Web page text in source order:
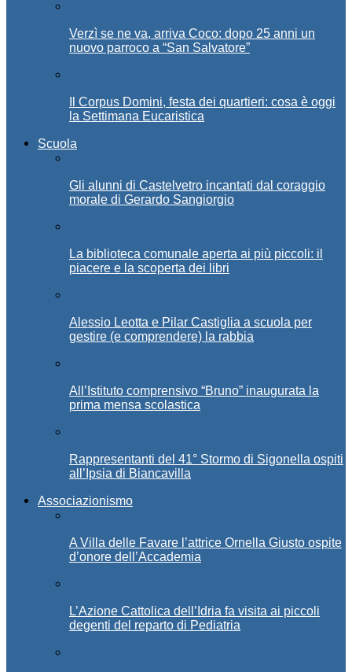
Verzì se ne va, arriva Coco: dopo 25 anni un
nuovo parroco a “San Salvatore”
Il Corpus Domini, festa dei quartieri: cosa è oggi
la Settimana Eucaristica
Scuola
Gli alunni di Castelvetro incantati dal coraggio
morale di Gerardo Sangiorgio
La biblioteca comunale aperta ai più piccoli: il
piacere e la scoperta dei libri
Alessio Leotta e Pilar Castiglia a scuola per
gestire (e comprendere) la rabbia
All’Istituto comprensivo “Bruno” inaugurata la
prima mensa scolastica
Rappresentanti del 41° Stormo di Sigonella ospiti
all’Ipsia di Biancavilla
Associazionismo
A Villa delle Favare l’attrice Ornella Giusto ospite
d’onore dell’Accademia
L’Azione Cattolica dell’Idria fa visita ai piccoli
degenti del reparto di Pediatria